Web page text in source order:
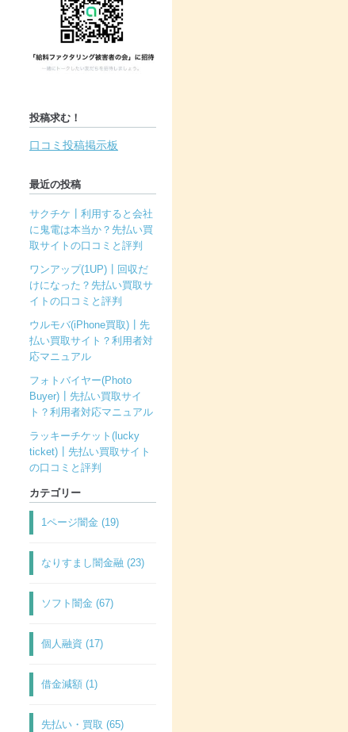
投稿求む！
口コミ投稿掲示板
最近の投稿
サクチケ┃利用すると会社
に鬼電は本当か？先払い買
取サイトの口コミと評判
ワンアップ(1UP)┃回収だ
けになった？先払い買取サ
イトの口コミと評判
ウルモバ(iPhone買取)┃先
払い買取サイト？利用者対
応マニュアル
フォトバイヤー(Photo
Buyer)┃先払い買取サイ
ト？利用者対応マニュアル
ラッキーチケット(lucky
ticket)┃先払い買取サイト
の口コミと評判
カテゴリー
1ページ闇金 (19)
なりすまし闇金融 (23)
ソフト闇金 (67)
個人融資 (17)
借金減額 (1)
先払い・買取 (65)